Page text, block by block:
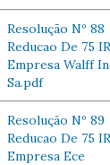
Resolução Nº 88
Reducao De 75
Empresa Walff
Sa.pdf
Resolução Nº 89
Reducao De 75
Empresa Ece